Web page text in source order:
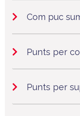
Com puc
Punts per
Punts per